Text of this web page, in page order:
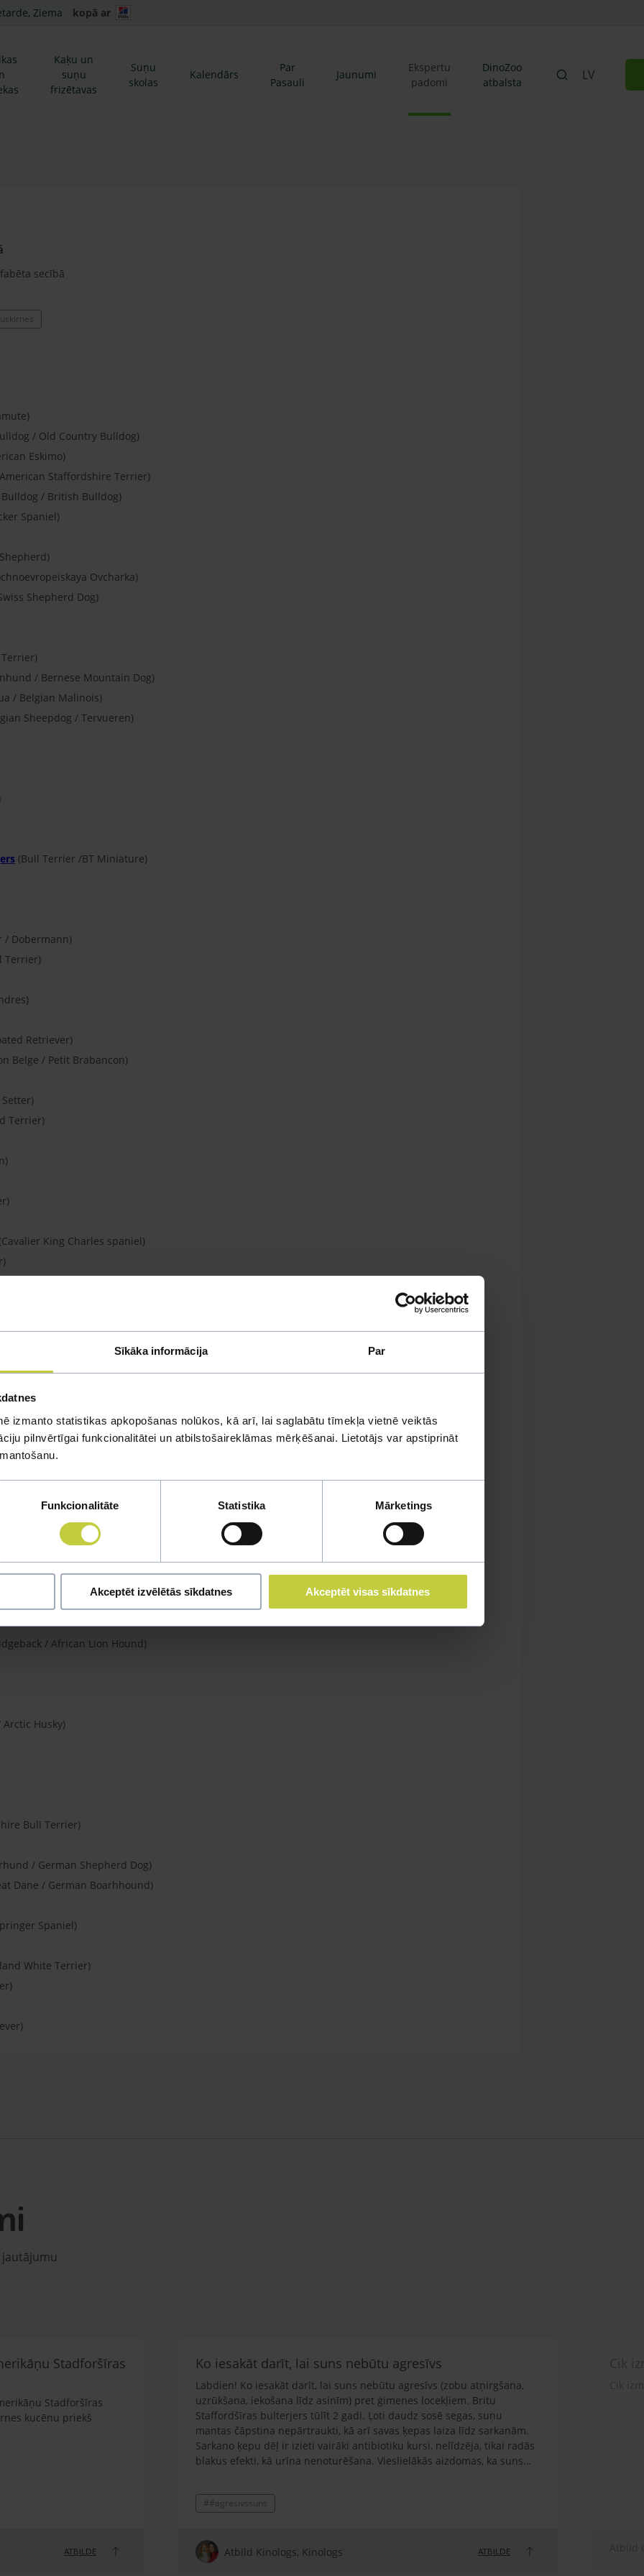
Sīkāka informācija Par
izmanto statistikas apkopošanas nolūkos, kā arī, lai saglabātu tīmekļa vietnē veiktās
pilnvērtīgai funkcionalitātei un atbilstošaireklāmas mērķēšanai. Lietotājs var apstiprināt
Funkcionalitāte Statistika Mārketings
Akceptēt izvēlētās sīkdatnes Akceptēt visas sīkdatnes
Ziema kopā ar
Kaķu un
suņu
frizētavas
Suņu
skolas
Kalendārs
Par
Pasauli
Jaunumi
Ekspertu
padomi
DinoZoo
atbalsta
LV
secībā
/ Old Country Bulldog)
Eskimo)
Staffordshire Terrier)
/ British Bulldog)
Spaniel)
Ovcharka)
Shepherd Dog)
/ Bernese Mountain Dog)
/ Belgian Malinois)
Sheepdog / Tervueren)
(Bull Terrier /BT Miniature)
/ Dobermann)
Terrier)
Retriever)
Belge / Petit Brabancon)
Terrier)
(Cavalier King Charles spaniel)
Russian Terrier)
Giant Schnauzer)
/ African Lion Hound)
Husky)
Bull Terrier)
/ German Shepherd Dog)
Dane / German Boarhhound)
Spaniel)
White Terrier)
Stadforšīras
Stadforšīras
kucēnu priekš
ATBILDE
Ko iesakāt darīt, lai suns nebūtu agresīvs
Labdien! Ko iesakāt darīt, lai suns nebūtu agresīvs (zobu atņirgšana,
uzrūkšana, iekošana līdz asinīm) pret ģimenes locekļiem. Britu
Staffordšīras bulterjers tūlīt 2 gadi. Ļoti daudz sosē segas, suņu
mantas čāpstina nepārtraukti, kā arī savas ķepas laiza līdz sarkanām.
Sarkano ķepu dēļ ir izieti vairāki antibiotiku kursi, nelīdzēja, tikai radās
blakus efekti, kā urīna nenoturēšana. Vieslielākās aizdomas, ka suns
pret citiem suņiem. Kaķus neaiztiek, jo ģimenē ir istabas kaķis. Suns ir
mīlēts un lolots, nav sists vai citādi biedēts, traumēts. Prot
vai iekost rokā līdz asinīm. Ir sakodis pusaudžus ģimenē, gan mani.
Vīru klausa, bet arī tam spēj uzrūkt, atņirdzot zobus. Barotāja esmu es
##agresivssuns
Atbild Kinologs, Kinologs ATBILDE